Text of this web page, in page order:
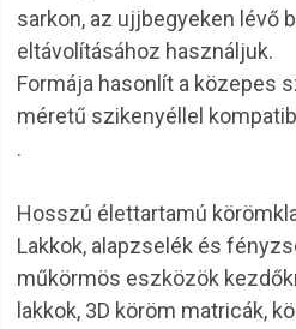
sarkon, az ujjbegyeken lévő
eltávolításához használjuk.
Formája hasonlít a közepes
méretű szikenyéllel
.
Hosszú élettartamú
Lakkok, alapzselék és
műkörmös eszközök
lakkok, 3D köröm matricák,